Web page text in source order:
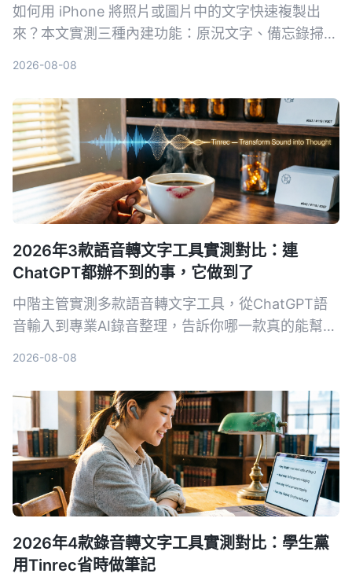
如何用 iPhone 將照片或圖片中的文字快速複製出
來？本文實測三種內建功能：原況文字、備忘錄掃描
2026-08-08
2026年3款語音轉文字工具實測對比：連
ChatGPT都辦不到的事，它做到了
中階主管實測多款語音轉文字工具，從ChatGPT語
音輸入到專業AI錄音整理，告訴你哪一款真的能幫你
2026-08-08
2026年4款錄音轉文字工具實測對比：學生黨
用Tinrec省時做筆記